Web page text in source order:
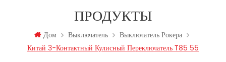
ПРОДУКТЫ
Дом Выключатель
Выключатель Рокера
Китай 3-Контактный Кулисный Переключатель T85 55